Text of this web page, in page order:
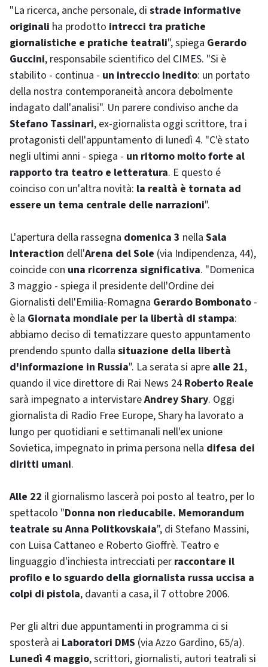
"La ricerca, anche personale, di strade informative
originali ha prodotto intrecci tra pratiche
giornalistiche e pratiche teatrali", spiega Gerardo
Guccini, responsabile scientifico del CIMES. "Si è
stabilito - continua - un intreccio inedito: un portato
della nostra contemporaneità ancora debolmente
indagato dall'analisi". Un parere condiviso anche da
Stefano Tassinari, ex-giornalista oggi scrittore, tra i
protagonisti dell'appuntamento di lunedì 4. "C'è stato
negli ultimi anni - spiega - un ritorno molto forte al
rapporto tra teatro e letteratura. E questo é
coinciso con un'altra novità: la realtà è tornata ad
essere un tema centrale delle narrazioni".
L'apertura della rassegna domenica 3 nella Sala
Interaction dell'Arena del Sole (via Indipendenza, 44),
coincide con una ricorrenza significativa. "Domenica
3 maggio - spiega il presidente dell'Ordine dei
Giornalisti dell'Emilia-Romagna Gerardo Bombonato -
è la Giornata mondiale per la libertà di stampa:
abbiamo deciso di tematizzare questo appuntamento
prendendo spunto dalla situazione della libertà
d'informazione in Russia". La serata si apre alle 21,
quando il vice direttore di Rai News 24 Roberto Reale
sarà impegnato a intervistareAndrey Shary. Oggi
giornalista di Radio Free Europe,Shary ha lavorato a
lungo per quotidiani e settimanali nell'ex unione
Sovietica, impegnato in prima persona nella difesa dei
diritti umani.
Alle 22 il giornalismo lascerà poi posto al teatro, per lo
spettacolo "Donna non rieducabile. Memorandum
teatrale suAnna Politkovskaia", di Stefano Massini,
con Luisa Cattaneo e Roberto Gioffrè. Teatro e
linguaggio d'inchiesta intrecciati per raccontare il
profilo e lo sguardo della giornalista russa uccisa a
colpi di pistola, davanti a casa, il 7 ottobre 2006.
Per gli altri due appuntamenti in programma ci si
sposterà ai Laboratori DMS (via Azzo Gardino, 65/a).
Lunedì 4 maggio, scrittori, giornalisti, autori teatrali si